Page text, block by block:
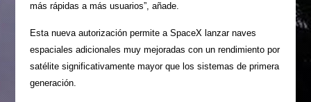
más rápidas a más usuarios”, añade.
Esta nueva autorización permite a SpaceX lanzar naves
espaciales adicionales muy mejoradas con un rendimiento por
satélite significativamente mayor que los sistemas de primera
generación.